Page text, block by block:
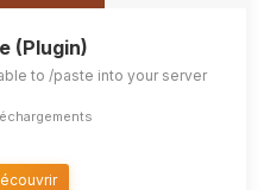
(Plugin)
to /paste into your server